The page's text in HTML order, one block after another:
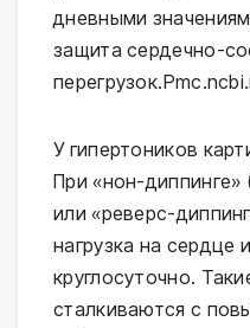
дневными
защита сердечно-
У гипертоников
При «нон-диппинге»
или «реверс-
нагрузка на сердце
круглосуточно.
сталкиваются с